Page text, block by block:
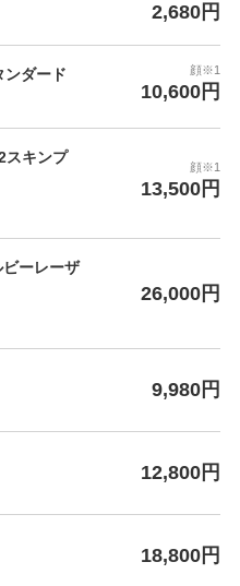
2,680円
ンダード 顔※1
10,600円
スキンプ
顔※1
13,500円
ーレーザ
26,000円
9,980円
12,800円
18,800円